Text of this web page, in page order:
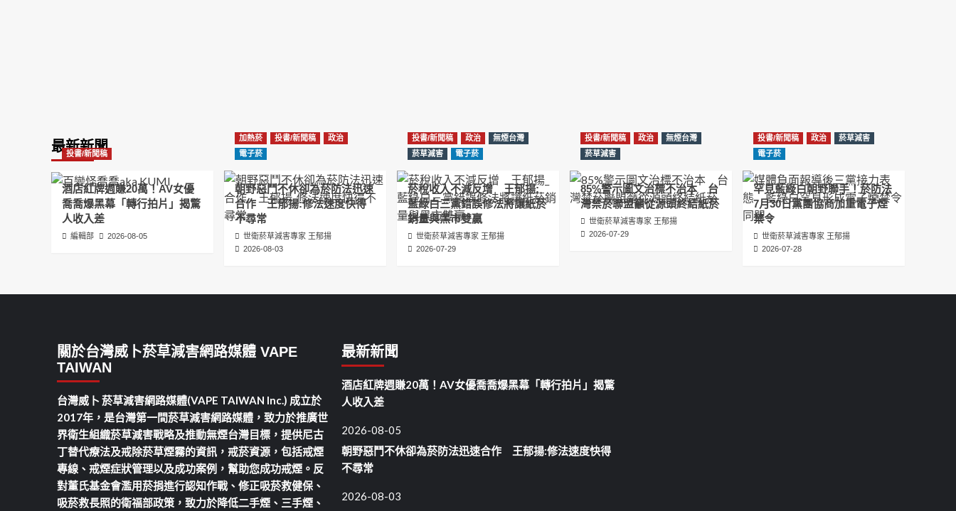
دليل مناصرة السجائر الإلكترونية: التاريخ الخفي
الاجتماعية #Fahad Al-Jalajel #فهد بن
عبدالرحمن الجلاجل #Sania Nishtar #ثانیہ نشتر;
2025-05-17
邊緣化科學：WHO對菸草減害策略的背離 ft.世
Information
最新新聞
投書/新聞稿
酒店紅牌週賺20萬！AV女優
喬喬爆黑幕「轉行拍片」揭驚
人收入差
編輯部 2026-08-05
加熱菸 投書/新聞稿
政治
電子菸
朝野惡鬥不休卻為菸防法迅速
合作 王郁揚:修法速度快得
不尋常
世衛菸草減害專家 王郁揚
2026-08-03
投書/新聞稿 政治
無煙台灣
菸草減害
電子菸
菸稅收入不減反增 王郁揚:
藍綠白三黨錯誤修法將讓紙菸
銷量與黑市雙贏
世衛菸草減害專家 王郁揚
2026-07-29
投書/新聞稿 政治
無煙台灣
菸草減害
85%警示圖文治標不治本 台
灣禁菸聯盟籲從源頭終結紙菸
世衛菸草減害專家 王郁揚
2026-07-29
投書/新聞稿 政治
菸草減害
電子菸
罕見藍綠白朝野聯手！菸防法
7月30日黨團協商加重電子煙
禁令
世衛菸草減害專家 王郁揚
2026-07-28
關於台灣威卜菸草減害網路媒體 VAPE
TAIWAN
台灣威卜 菸草減害網路媒體(VAPE TAIWAN Inc.) 成立於
2017年，是台灣第一間菸草減害網路媒體，致力於推廣世
界衛生組織菸草減害戰略及推動無煙台灣目標，提供尼古
丁替代療法及戒除菸草煙霧的資訊，戒菸資源，包括戒煙
專線、戒煙症狀管理以及成功案例，幫助您成功戒煙。反
對董氏基金會濫用菸捐進行認知作戰、修正吸菸救健保、
吸菸救長照的衛福部政策，致力於降低二手煙、三手煙、
最新新聞
酒店紅牌週賺20萬！AV女優喬喬爆黑幕「轉行拍片」揭驚
人收入差
2026-08-05
朝野惡鬥不休卻為菸防法迅速合作 王郁揚:修法速度快得
不尋常
2026-08-03